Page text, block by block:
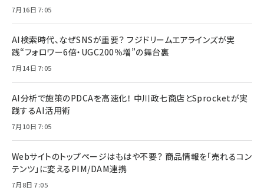
7月16日 7:05
AI検索時代、なぜSNSが重要？ フジドリームエアラインズが実
践“フォロワー6倍・UGC200％増”の舞台裏
7月14日 7:05
AI分析で施策のPDCAを高速化！ 中川政七商店とSprocketが実
践するAI活用術
7月10日 7:05
Webサイトのトップページはもはや不要？ 商品情報を「売れるコン
テンツ」に変えるPIM/DAM連携
7月8日 7:05